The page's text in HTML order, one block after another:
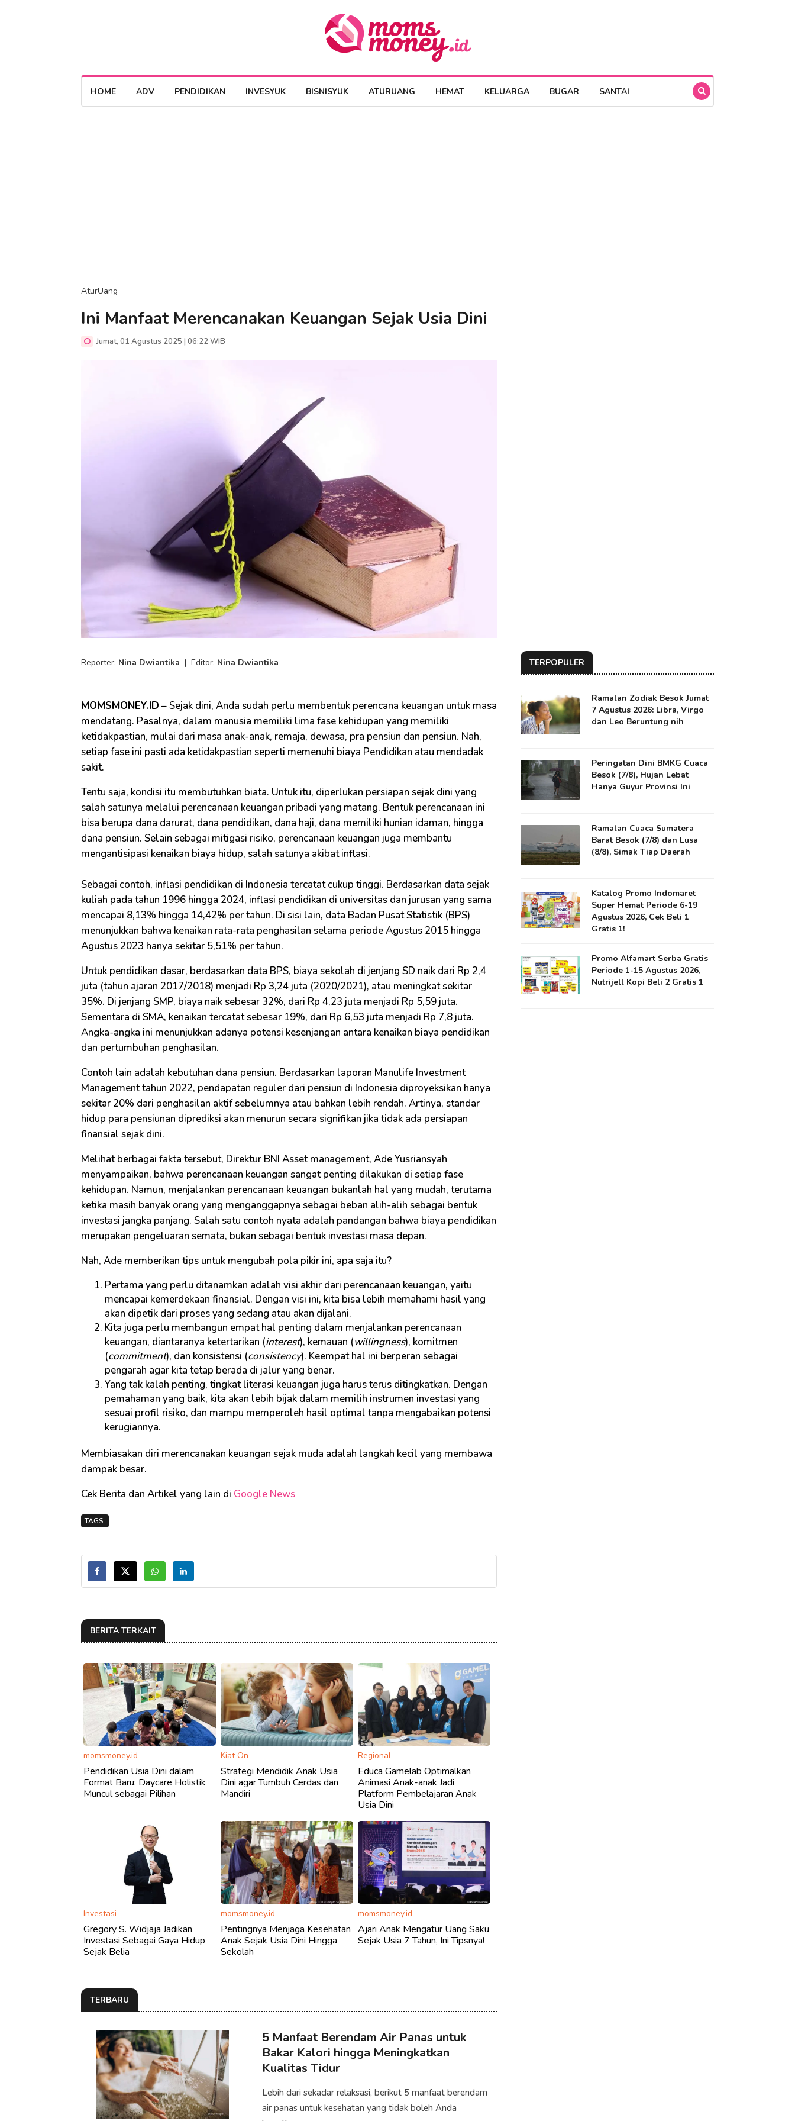
HOME ADV PENDIDIKAN INVESYUK BISNISYUK ATURUANG HEMAT KELUARGA BUGAR SANTAI
AturUang
Ini Manfaat Merencanakan Keuangan Sejak Usia Dini
Jumat, 01 Agustus 2025 | 06:22 WIB
Reporter: Nina Dwiantika | Editor: Nina Dwiantika
MOMSMONEY.ID – Sejak dini, Anda sudah perlu membentuk perencana keuangan untuk masa
mendatang. Pasalnya, dalam manusia memiliki lima fase kehidupan yang memiliki
ketidakpastian, mulai dari masa anak-anak, remaja, dewasa, pra pensiun dan pensiun. Nah,
setiap fase ini pasti ada ketidakpastian seperti memenuhi biaya Pendidikan atau mendadak
sakit.
Tentu saja, kondisi itu membutuhkan biata. Untuk itu, diperlukan persiapan sejak dini yang
salah satunya melalui perencanaan keuangan pribadi yang matang. Bentuk perencanaan ini
bisa berupa dana darurat, dana pendidikan, dana haji, dana memiliki hunian idaman, hingga
dana pensiun. Selain sebagai mitigasi risiko, perencanaan keuangan juga membantu
mengantisipasi kenaikan biaya hidup, salah satunya akibat inflasi.
Sebagai contoh, inflasi pendidikan di Indonesia tercatat cukup tinggi. Berdasarkan data sejak
kuliah pada tahun 1996 hingga 2024, inflasi pendidikan di universitas dan jurusan yang sama
mencapai 8,13% hingga 14,42% per tahun. Di sisi lain, data Badan Pusat Statistik (BPS)
menunjukkan bahwa kenaikan rata-rata penghasilan selama periode Agustus 2015 hingga
Agustus 2023 hanya sekitar 5,51% per tahun.
Untuk pendidikan dasar, berdasarkan data BPS, biaya sekolah di jenjang SD naik dari Rp 2,4
juta (tahun ajaran 2017/2018) menjadi Rp 3,24 juta (2020/2021), atau meningkat sekitar
35%. Di jenjang SMP, biaya naik sebesar 32%, dari Rp 4,23 juta menjadi Rp 5,59 juta.
Sementara di SMA, kenaikan tercatat sebesar 19%, dari Rp 6,53 juta menjadi Rp 7,8 juta.
Angka-angka ini menunjukkan adanya potensi kesenjangan antara kenaikan biaya pendidikan
dan pertumbuhan penghasilan.
Contoh lain adalah kebutuhan dana pensiun. Berdasarkan laporan Manulife Investment
Management tahun 2022, pendapatan reguler dari pensiun di Indonesia diproyeksikan hanya
sekitar 20% dari penghasilan aktif sebelumnya atau bahkan lebih rendah. Artinya, standar
hidup para pensiunan diprediksi akan menurun secara signifikan jika tidak ada persiapan
finansial sejak dini.
Melihat berbagai fakta tersebut, Direktur BNI Asset management, Ade Yusriansyah
menyampaikan, bahwa perencanaan keuangan sangat penting dilakukan di setiap fase
kehidupan. Namun, menjalankan perencanaan keuangan bukanlah hal yang mudah, terutama
ketika masih banyak orang yang menganggapnya sebagai beban alih-alih sebagai bentuk
investasi jangka panjang. Salah satu contoh nyata adalah pandangan bahwa biaya pendidikan
merupakan pengeluaran semata, bukan sebagai bentuk investasi masa depan.
Nah, Ade memberikan tips untuk mengubah pola pikir ini, apa saja itu?
Pertama yang perlu ditanamkan adalah visi akhir dari perencanaan keuangan, yaitu
mencapai kemerdekaan finansial. Dengan visi ini, kita bisa lebih memahami hasil yang
akan dipetik dari proses yang sedang atau akan dijalani.
Kita juga perlu membangun empat hal penting dalam menjalankan perencanaan
keuangan, diantaranya ketertarikan (interest), kemauan (willingness), komitmen
(commitment), dan konsistensi (consistency). Keempat hal ini berperan sebagai
pengarah agar kita tetap berada di jalur yang benar.
Yang tak kalah penting, tingkat literasi keuangan juga harus terus ditingkatkan. Dengan
pemahaman yang baik, kita akan lebih bijak dalam memilih instrumen investasi yang
sesuai profil risiko, dan mampu memperoleh hasil optimal tanpa mengabaikan potensi
kerugiannya.
Membiasakan diri merencanakan keuangan sejak muda adalah langkah kecil yang membawa
dampak besar.
Cek Berita dan Artikel yang lain di Google News
TAGS:
BERITA TERKAIT
momsmoney.id
Pendidikan Usia Dini dalam
Format Baru: Daycare Holistik
Muncul sebagai Pilihan
Kiat On
Strategi Mendidik Anak Usia
Dini agar Tumbuh Cerdas dan
Mandiri
Regional
Educa Gamelab Optimalkan
Animasi Anak-anak Jadi
Platform Pembelajaran Anak
Usia Dini
Investasi
Gregory S. Widjaja Jadikan
Investasi Sebagai Gaya Hidup
Sejak Belia
momsmoney.id
Pentingnya Menjaga Kesehatan
Anak Sejak Usia Dini Hingga
Sekolah
momsmoney.id
Ajari Anak Mengatur Uang Saku
Sejak Usia 7 Tahun, Ini Tipsnya!
TERBARU
5 Manfaat Berendam Air Panas untuk
Bakar Kalori hingga Meningkatkan
Kualitas Tidur
Lebih dari sekadar relaksasi, berikut 5 manfaat berendam
air panas untuk kesehatan yang tidak boleh Anda
TERPOPULER
Ramalan Zodiak Besok Jumat
7 Agustus 2026: Libra, Virgo
dan Leo Beruntung nih
Peringatan Dini BMKG Cuaca
Besok (7/8), Hujan Lebat
Hanya Guyur Provinsi Ini
Ramalan Cuaca Sumatera
Barat Besok (7/8) dan Lusa
(8/8), Simak Tiap Daerah
Katalog Promo Indomaret
Super Hemat Periode 6-19
Agustus 2026, Cek Beli 1
Gratis 1!
Promo Alfamart Serba Gratis
Periode 1-15 Agustus 2026,
Nutrijell Kopi Beli 2 Gratis 1